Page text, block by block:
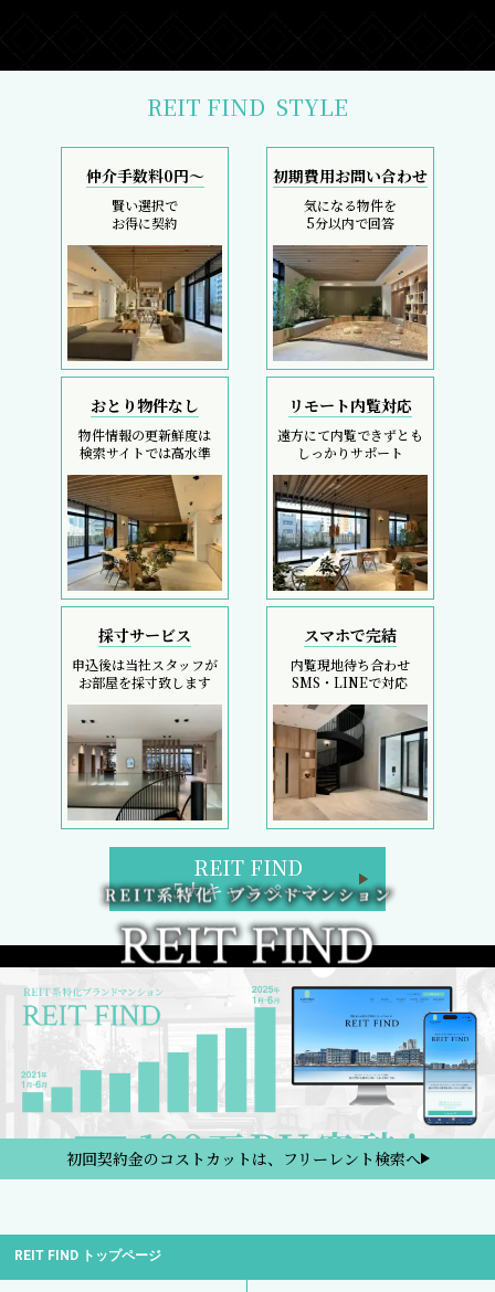
REIT FIND STYLE
仲介手数料0円～
賢い選択で
お得に契約
初期費用お問い合わせ
気になる物件を
5分以内で回答
おとり物件なし
物件情報の更新鮮度は
検索サイトでは高水準
リモート内覧対応
遠方にて内覧できずとも
しっかりサポート
採寸サービス
申込後は当社スタッフが
お部屋を採寸致します
スマホで完結
内覧現地待ち合わせ
SMS・LINEで対応
REIT FIND
5大キャンペーン
初回契約金のコストカットは、フリーレント検索へ
REIT FIND トップページ